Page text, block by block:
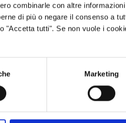
combinarle con altre
di più o negare il consenso a
"Accetta tutti". Se non vuole i
Marketing
Consulta gli atti
Geoportale cartografico
Pagamenti
SPID - LepidaID
Sportello Corecom